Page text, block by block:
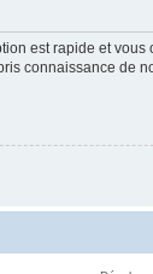
est rapide et
connaissance